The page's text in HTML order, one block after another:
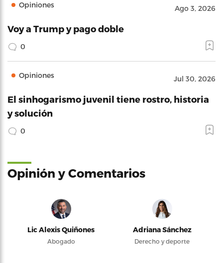
Opiniones Ago 3, 2026
Voy a Trump y pago doble
0
Opiniones Jul 30, 2026
El sinhogarismo juvenil tiene rostro, historia
y solución
0
Opinión y Comentarios
Lic Alexis Quiñones
Abogado
Adriana Sánchez
Derecho y deporte